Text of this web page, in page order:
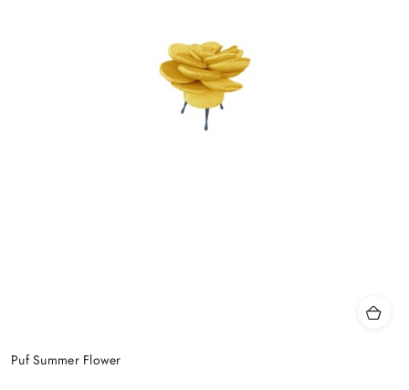
Puf Summer Flower